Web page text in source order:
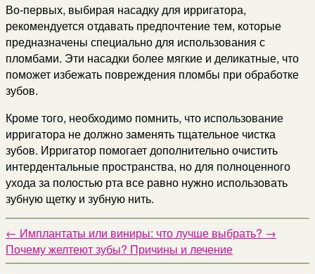
Во-первых, выбирая насадку для ирригатора,
рекомендуется отдавать предпочтение тем, которые
предназначены специально для использования с
пломбами. Эти насадки более мягкие и деликатные, что
поможет избежать повреждения пломбы при обработке
зубов.
Кроме того, необходимо помнить, что использование
ирригатора не должно заменять тщательное чистка
зубов. Ирригатор помогает дополнительно очистить
интердентальные пространства, но для полноценного
ухода за полостью рта все равно нужно использовать
зубную щетку и зубную нить.
← Имплантаты или виниры: что лучше выбрать? →
Почему желтеют зубы? Причины и лечение